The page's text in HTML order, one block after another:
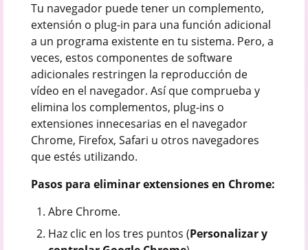
Tu navegador puede tener un complemento,
extensión o plug-in para una función adicional
a un programa existente en tu sistema. Pero, a
veces, estos componentes de software
adicionales restringen la reproducción de
vídeo en el navegador. Así que comprueba y
elimina los complementos, plug-ins o
extensiones innecesarias en el navegador
Chrome, Firefox, Safari u otros navegadores
que estés utilizando.
Pasos para eliminar extensiones en Chrome:
Abre Chrome.
Haz clic en los tres puntos (Personalizar y